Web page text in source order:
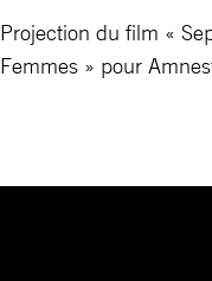
Projection du film «
Femmes » pour